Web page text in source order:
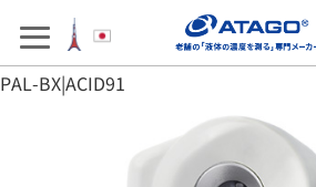
アフターサポート
製品を選ぶ
PAL-BX|ACID91